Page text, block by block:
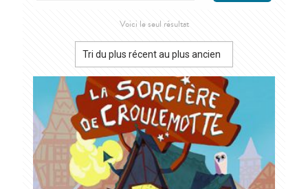
Voici le seul résultat